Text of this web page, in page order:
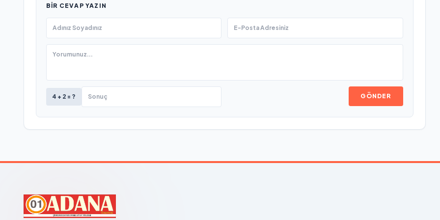
BIR CEVAP YAZIN
4 + 2 = ? GÖNDER